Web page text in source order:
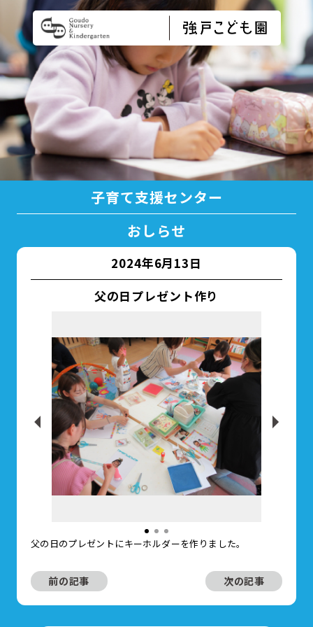
子育て支援センター
おしらせ
2024年6月13日
父の日プレゼント作り
父の日のプレゼントにキーホルダーを作りました。
前の記事 次の記事